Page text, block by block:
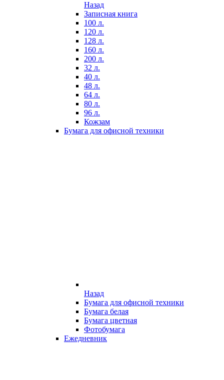
Назад
Записная книга
100 л.
120 л.
128 л.
160 л.
200 л.
32 л.
40 л.
48 л.
64 л.
80 л.
96 л.
Кожзам
Бумага для офисной техники
Назад
Бумага для офисной техники
Бумага белая
Бумага цветная
Фотобумага
Ежедневник